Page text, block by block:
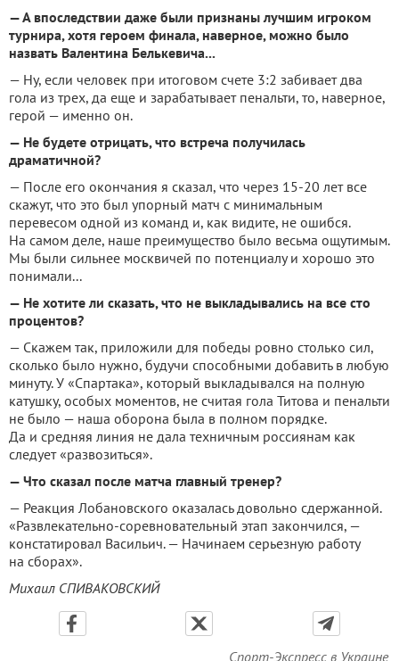
— А впоследствии даже были признаны лучшим игроком
турнира, хотя героем финала, наверное, можно было
назвать Валентина Белькевича...
— Ну, если человек при итоговом счете 3:2 забивает два
гола из трех, да еще и зарабатывает пенальти, то, наверное,
герой — именно он.
— Не будете отрицать, что встреча получилась
драматичной?
— После его окончания я сказал, что через 15-20 лет все
скажут, что это был упорный матч с минимальным
перевесом одной из команд и, как видите, не ошибся.
На самом деле, наше преимущество было весьма ощутимым.
Мы были сильнее москвичей по потенциалу и хорошо это
понимали...
— Не хотите ли сказать, что не выкладывались на все сто
процентов?
— Скажем так, приложили для победы ровно столько сил,
сколько было нужно, будучи способными добавить в любую
минуту. У «Спартака», который выкладывался на полную
катушку, особых моментов, не считая гола Титова и пенальти
не было — наша оборона была в полном порядке.
Да и средняя линия не дала техничным россиянам как
следует «развозиться».
— Что сказал после матча главный тренер?
— Реакция Лобановского оказалась довольно сдержанной.
«Развлекательно-соревновательный этап закончился, —
констатировал Васильич. — Начинаем серьезную работу
на сборах».
Михаил СПИВАКОВСКИЙ
Спорт-Экспресс в Украине